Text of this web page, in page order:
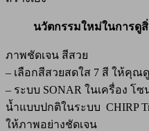
นวัตกรรมใหม่ในการดู
ภาพชัดเจน สีสวย
– เลือกสีสวยสดใส 7 สี ให้คุณ
– ระบบ SONAR ในเครื่อง โ
น้ำแบบปกติในระบบ CHIRP
ให้ภาพอย่างชัดเจน